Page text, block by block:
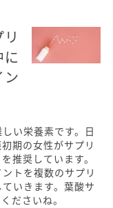
い栄養素です。日
期の女性がサプリ
推奨しています。
トを複数のサプリ
いきます。葉酸サ
ださいね。